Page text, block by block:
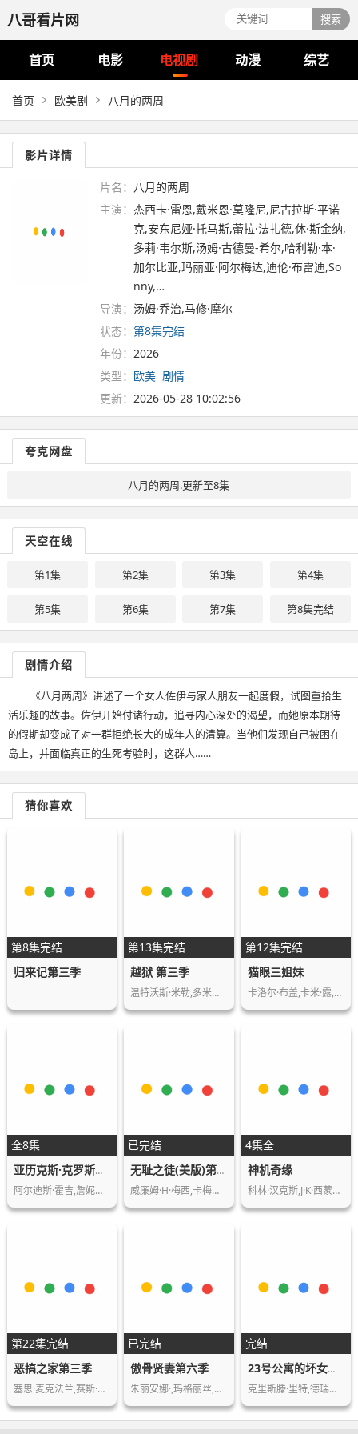
八哥看片网 搜索
首页 电影 电视剧 动漫 综艺
首页 欧美剧 八月的两周
影片详情
片名： 八月的两周
主演： 杰西卡·雷恩,戴米恩·莫隆尼,尼古拉斯·平诺
克,安东尼娅·托马斯,蕾拉·法扎德,休·斯金纳,
多莉·韦尔斯,汤姆·古德曼-希尔,哈利勒·本·
加尔比亚,玛丽亚·阿尔梅达,迪伦·布雷迪,So
nny,…
导演： 汤姆·乔治,马修·摩尔
状态： 第8集完结
年份： 2026
类型： 欧美 剧情
更新： 2026-05-28 10:02:56
夸克网盘
八月的两周.更新至8集
天空在线
第1集 第2集 第3集 第4集
第5集 第6集 第7集 第8集完结
剧情介绍
《八月两周》讲述了一个女人佐伊与家人朋友一起度假，试图重拾生
活乐趣的故事。佐伊开始付诸行动，追寻内心深处的渴望，而她原本期待
的假期却变成了对一群拒绝长大的成年人的清算。当他们发现自己被困在
岛上，并面临真正的生死考验时，这群人……
猜你喜欢
第8集完结
归来记第三季
第13集完结
越狱 第三季
温特沃斯·米勒,多米尼克·珀塞尔,阿莫里·…
第12集完结
猫眼三姐妹
卡洛尔·布盖,卡米·露,康斯坦斯·拉贝,辛…
全8集
亚历克斯·克罗斯第一季
阿尔迪斯·霍吉,詹妮弗·威格莫尔,梅赛德斯…
已完结
无耻之徒(美版)第十季
威廉姆·H·梅西,卡梅隆·莫纳汉,伊森·卡…
4集全
神机奇缘
科林·汉克斯,J·K·西蒙斯,凯瑟琳·欧哈拉…
第22集完结
恶搞之家第三季
塞思·麦克法兰,赛斯·格林
已完结
傲骨贤妻第六季
朱丽安娜·,玛格丽丝,马特·朱克瑞,雅奇·…
完结
23号公寓的坏女孩第二季
克里斯滕·里特,德瑞玛·沃克,詹姆斯·范德…